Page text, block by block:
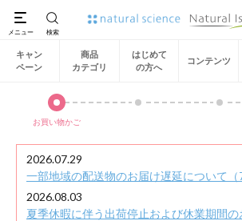
キャン
ペーン
商品
カテゴリ
はじめて
の方へ
コンテンツ
お買い物かご
2026.07.29
一部地域の配送物のお届け遅延について（
2026.08.03
夏季休暇に伴う出荷停止および休業期間の